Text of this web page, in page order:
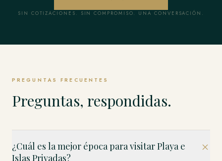
SIN COTIZACIONES. SIN COMPROMISO. UNA CONVERSACIÓN.
PREGUNTAS FRECUENTES
Preguntas, respondidas.
¿Cuál es la mejor época para visitar Playa e
Islas Privadas?